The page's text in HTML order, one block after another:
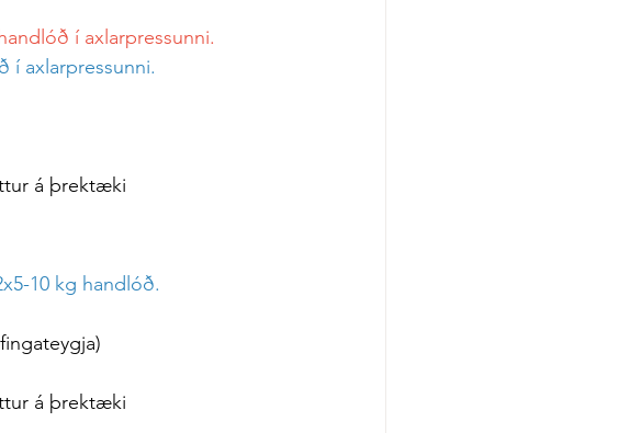
í axlarpressunni.
í axlarpressunni.
á þrektæki
10 kg handlóð.
á þrektæki